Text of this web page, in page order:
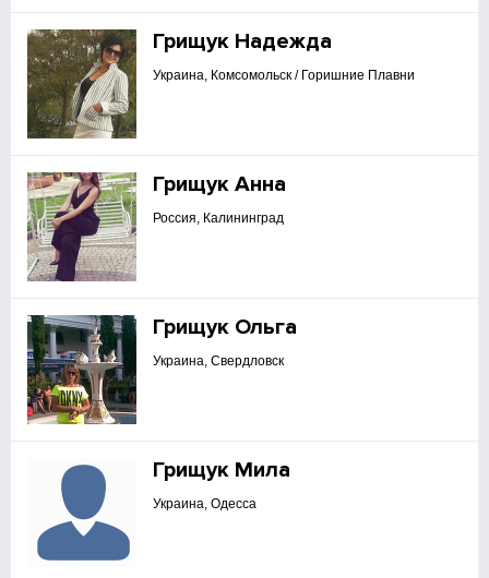
Грищук Надежда
Украина, Комсомольск / Горишние Плавни
Грищук Анна
Россия, Калининград
Грищук Ольга
Украина, Свердловск
Грищук Мила
Украина, Одесса